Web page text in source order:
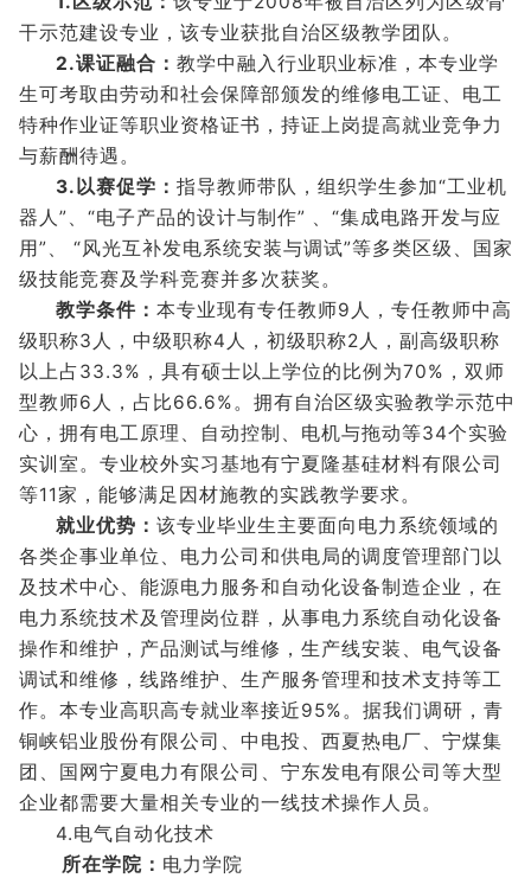
干示范建设专业，该专业获批自治区级教学团队。
2.课证融合： 教学中融入行业职业标准，本专业学
生可考取由劳动和社会保障部颁发的维修电工证、电工
特种作业证等职业资格证书，持证上岗提高就业竞争力
与薪酬待遇。
3.以赛促学： 指导教师带队，组织学生参加“工业机
器人”、“电子产品的设计与制作” 、“集成电路开发与应
用”、 “风光互补发电系统安装与调试”等多类区级、国家
级技能竞赛及学科竞赛并多次获奖。
教学条件： 本专业现有专任教师9人，专任教师中高
级职称3人，中级职称4人，初级职称2人，副高级职称
以上占33.3%，具有硕士以上学位的比例为70%，双师
型教师6人，占比66.6%。拥有自治区级实验教学示范中
心，拥有电工原理、自动控制、电机与拖动等34个实验
实训室。专业校外实习基地有宁夏隆基硅材料有限公司
等11家，能够满足因材施教的实践教学要求。
就业优势： 该专业毕业生主要面向电力系统领域的
各类企事业单位、电力公司和供电局的调度管理部门以
及技术中心、能源电力服务和自动化设备制造企业，在
电力系统技术及管理岗位群，从事电力系统自动化设备
操作和维护，产品测试与维修，生产线安装、电气设备
调试和维修，线路维护、生产服务管理和技术支持等工
作。本专业高职高专就业率接近95%。据我们调研，青
铜峡铝业股份有限公司、中电投、西夏热电厂、宁煤集
团、国网宁夏电力有限公司、宁东发电有限公司等大型
企业都需要大量相关专业的一线技术操作人员。
4.电气自动化技术
所在学院： 电力学院